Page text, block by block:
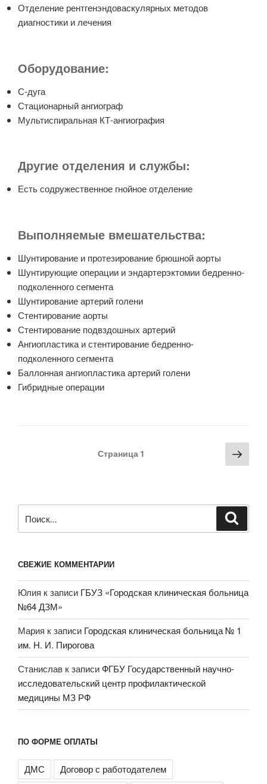
Отделение рентгенэндоваскулярных методов
диагностики и лечения
Оборудование:
С-дуга
Стационарный ангиограф
Мультиспиральная КТ-ангиография
Другие отделения и службы:
Есть содружественное гнойное отделение
Выполняемые вмешательства:
Шунтирование и протезирование брюшной аорты
Шунтирующие операции и эндартерэктомии бедренно-
подколенного сегмента
Шунтирование артерий голени
Стентирование аорты
Стентирование подвздошных артерий
Ангиопластика и стентирование бедренно-
подколенного сегмента
Баллонная ангиопластика артерий голени
Гибридные операции
Страница 1
СВЕЖИЕ КОММЕНТАРИИ
Юлия к записи ГБУЗ «Городская клиническая больница
№64 ДЗМ»
Мария к записи Городская клиническая больница № 1
им. Н. И. Пирогова
Станислав к записиФГБУ Государственный научно-
исследовательский центр профилактической
медицины МЗ РФ
ПО ФОРМЕ ОПЛАТЫ
ДМС
Договор с работодателем